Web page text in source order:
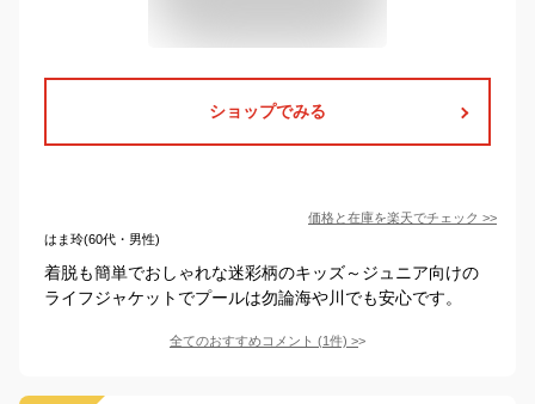
ショップでみる
価格と在庫を楽天でチェック >>
はま玲(60代・男性)
着脱も簡単でおしゃれな迷彩柄のキッズ～ジュニア向けの
ライフジャケットでプールは勿論海や川でも安心です。
全てのおすすめコメント (1件) >